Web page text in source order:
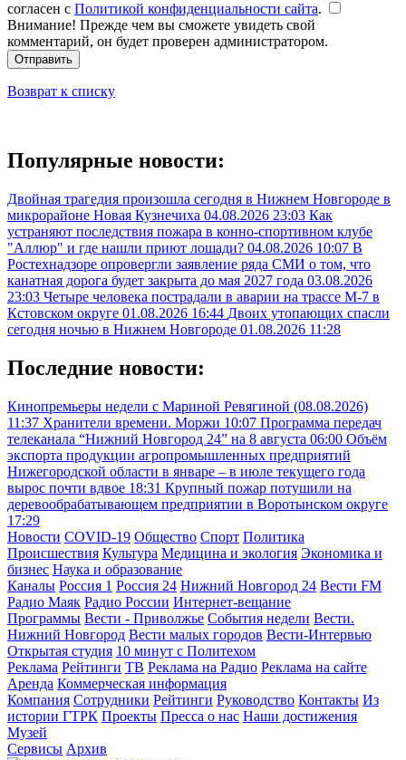
согласен с Политикой конфиденциальности сайта.
Внимание! Прежде чем вы сможете увидеть свой
комментарий, он будет проверен администратором.
Отправить
Возврат к списку
Популярные новости:
Двойная трагедия произошла сегодня в Нижнем Новгороде в
микрорайоне Новая Кузнечиха 04.08.2026 23:03 Как
устраняют последствия пожара в конно-спортивном клубе
"Аллюр" и где нашли приют лошади? 04.08.2026 10:07 В
Ростехнадзоре опровергли заявление ряда СМИ о том, что
канатная дорога будет закрыта до мая 2027 года 03.08.2026
23:03 Четыре человека пострадали в аварии на трассе М-7 в
Кстовском округе 01.08.2026 16:44 Двоих утопающих спасли
сегодня ночью в Нижнем Новгороде 01.08.2026 11:28
Последние новости:
Кинопремьеры недели с Мариной Ревягиной (08.08.2026)
11:37 Хранители времени. Моржи 10:07 Программа передач
телеканала “Нижний Новгород 24” на 8 августа 06:00 Объём
экспорта продукции агропромышленных предприятий
Нижегородской области в январе – в июле текущего года
вырос почти вдвое 18:31 Крупный пожар потушили на
деревообрабатывающем предприятии в Воротынском округе
17:29
Новости COVID-19 Общество Спорт Политика
Происшествия Культура Медицина и экология Экономика и
бизнес Наука и образование
Каналы Россия 1 Россия 24 Нижний Новгород 24 Вести FM
Радио Маяк Радио России Интернет-вещание
Программы Вести - Приволжье События недели Вести.
Нижний Новгород Вести малых городов Вести-Интервью
Открытая студия 10 минут с Политехом
Реклама Рейтинги ТВ Реклама на Радио Реклама на сайте
Аренда Коммерческая информация
Компания Сотрудники Рейтинги Руководство Контакты Из
истории ГТРК Проекты Пресса о нас Наши достижения
Музей
Сервисы Архив